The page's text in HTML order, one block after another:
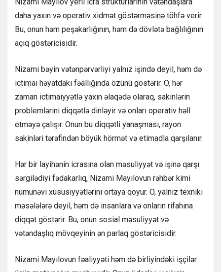
daha yaxın və operativ xidmət göstərməsinə töhfə verir.
Bu, onun həm peşəkarlığının, həm də dövlətə bağlılığının
açıq göstəricisidir.
Nizami bəyin vətənpərvərliyi yalnız işində deyil, həm də
ictimai həyatdakı fəallığında özünü göstərir. O, hər
zaman ictimaiyyətlə yaxın əlaqədə olaraq, sakinlərin
problemlərini diqqətlə dinləyir və onları operativ həll
etməyə çalışır. Onun bu diqqətli yanaşması, rayon
sakinləri tərəfindən böyük hörmət və etimadla qarşılanır.
Hər bir layihənin icrasına olan məsuliyyət və işinə qarşı
sərgilədiyi fədakarlıq, Nizami Mayılovun rəhbər kimi
nümunəvi xüsusiyyətlərini ortaya qoyur. O, yalnız texniki
məsələlərə deyil, həm də insanlara və onların rifahına
diqqət göstərir. Bu, onun sosial məsuliyyət və
vətəndaşlıq mövqeyinin ən parlaq göstəricisidir.
Nizami Mayılovun fəaliyyəti həm də birliyindəki işçilər